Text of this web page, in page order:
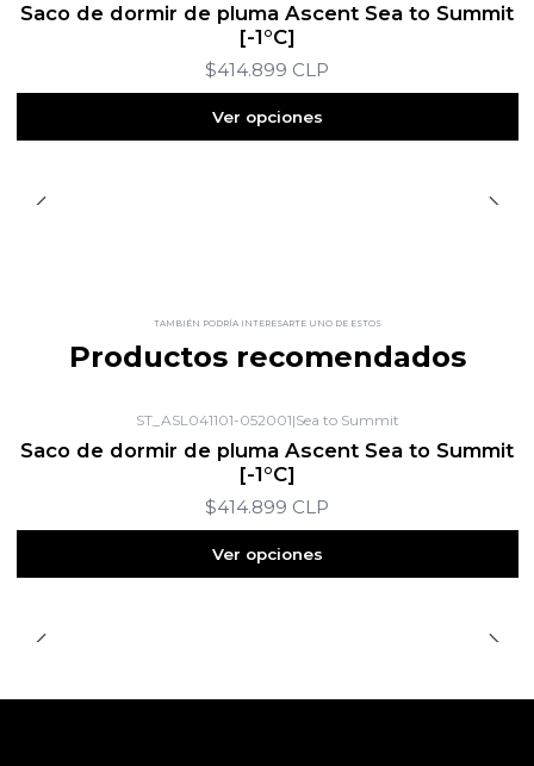
Saco de dormir de pluma Ascent Sea to Summit
[-1°C]
$414.899 CLP
Ver opciones
TAMBIÉN PODRÍA INTERESARTE UNO DE ESTOS
Productos recomendados
ST_ASL041101-052001|Sea to Summit
Saco de dormir de pluma Ascent Sea to Summit
[-1°C]
$414.899 CLP
Ver opciones